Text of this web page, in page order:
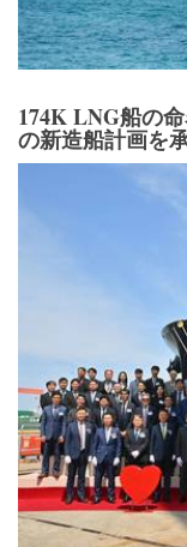
174K LNG船の
の新造船計画を